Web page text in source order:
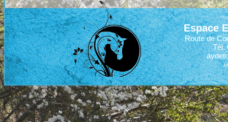
Espace
Route de
Tél.